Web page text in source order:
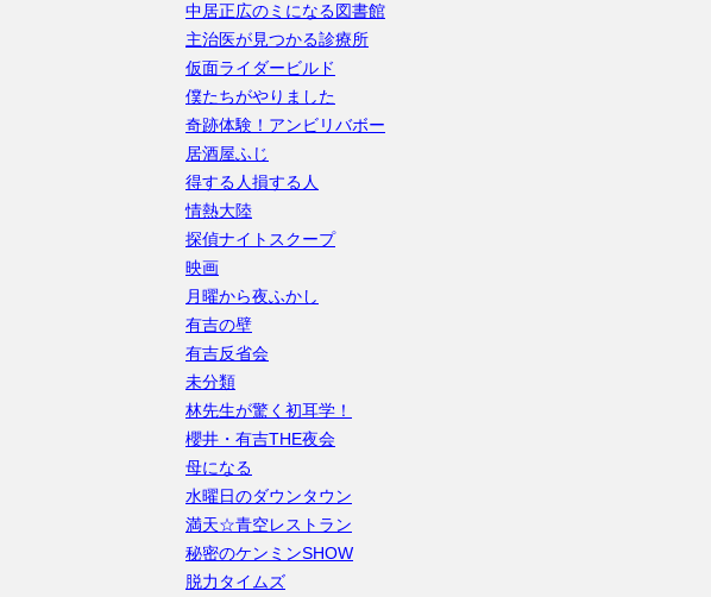
中居正広のミになる図書館
主治医が見つかる診療所
仮面ライダービルド
僕たちがやりました
奇跡体験！アンビリバボー
居酒屋ふじ
得する人損する人
情熱大陸
探偵ナイトスクープ
映画
月曜から夜ふかし
有吉の壁
有吉反省会
未分類
林先生が驚く初耳学！
櫻井・有吉THE夜会
母になる
水曜日のダウンタウン
満天☆青空レストラン
秘密のケンミンSHOW
脱力タイムズ